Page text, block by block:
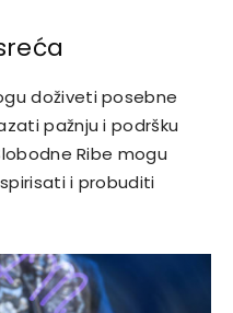
doživeti posebne
pažnju i podršku
Ribe mogu
i probuditi